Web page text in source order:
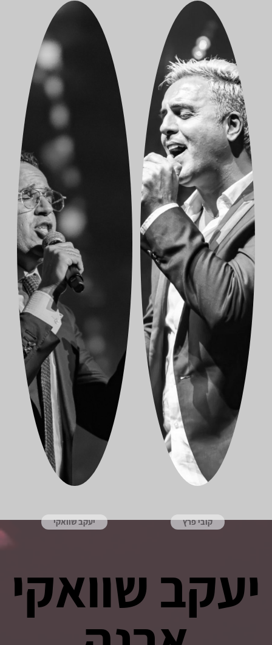
קובי פרץ יעקב שוואקי
יעקב שוואקי